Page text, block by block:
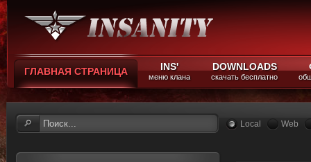
ГЛАВНАЯ СТРАНИЦА INS'
меню клана
DOWNLOADS
скачать бесплатно
Local Web